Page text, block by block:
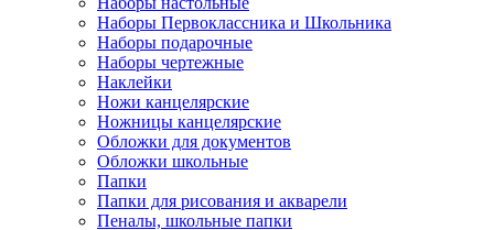
Наборы Первоклассника и Школьника
Наборы подарочные
Наборы чертежные
Наклейки
Ножи канцелярские
Ножницы канцелярские
Обложки для документов
Обложки школьные
Папки
Папки для рисования и акварели
Пеналы, школьные папки